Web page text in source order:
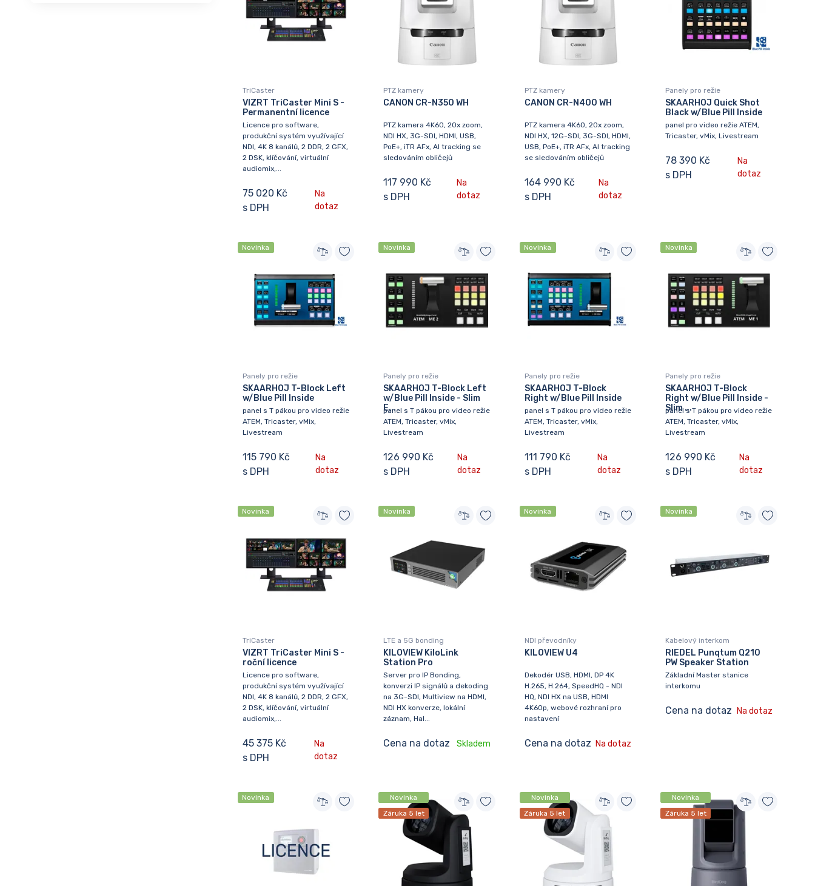
TriCaster
VIZRT TriCaster Mini S -
Permanentní licence
Licence pro software,
produkční systém využívající
NDI, 4K 8 kanálů, 2 DDR, 2 GFX,
2 DSK, klíčování, virtuální
audiomix,...
75 020 Kč
s DPH
Na
dotaz
PTZ kamery
CANON CR-N350 WH
PTZ kamera 4K60, 20x zoom,
NDI HX, 3G-SDI, HDMI, USB,
PoE+, iTR AFx, AI tracking se
sledováním obličejů
117 990 Kč
s DPH
Na
dotaz
PTZ kamery
CANON CR-N400 WH
PTZ kamera 4K60, 20x zoom,
NDI HX, 12G-SDI, 3G-SDI, HDMI,
USB, PoE+, iTR AFx, AI tracking
se sledováním obličejů
164 990 Kč
s DPH
Na
dotaz
Panely pro režie
SKAARHOJ Quick Shot
Black w/Blue Pill Inside
panel pro video režie ATEM,
Tricaster, vMix, Livestream
78 390 Kč
s DPH
Na
dotaz
Novinka
Panely pro režie
SKAARHOJ T-Block Left
w/Blue Pill Inside
panel s T pákou pro video režie
ATEM, Tricaster, vMix,
Livestream
115 790 Kč
s DPH
Na
dotaz
Novinka
Panely pro režie
SKAARHOJ T-Block Left
w/Blue Pill Inside - Slim
E...
panel s T pákou pro video režie
ATEM, Tricaster, vMix,
Livestream
126 990 Kč
s DPH
Na
dotaz
Novinka
Panely pro režie
SKAARHOJ T-Block
Right w/Blue Pill Inside
panel s T pákou pro video režie
ATEM, Tricaster, vMix,
Livestream
111 790 Kč
s DPH
Na
dotaz
Novinka
Panely pro režie
SKAARHOJ T-Block
Right w/Blue Pill Inside -
Slim ...
panel s T pákou pro video režie
ATEM, Tricaster, vMix,
Livestream
126 990 Kč
s DPH
Na
dotaz
Novinka
TriCaster
VIZRT TriCaster Mini S -
roční licence
Licence pro software,
produkční systém využívající
NDI, 4K 8 kanálů, 2 DDR, 2 GFX,
2 DSK, klíčování, virtuální
audiomix,...
45 375 Kč
s DPH
Na
dotaz
Novinka
LTE a 5G bonding
KILOVIEW KiloLink
Station Pro
Server pro IP Bonding,
konverzi IP signálů a dekoding
na 3G-SDI, Multiview na HDMI,
NDI HX konverze, lokální
záznam, Hal...
Cena na dotaz Skladem
Novinka
NDI převodníky
KILOVIEW U4
Dekodér USB, HDMI, DP 4K
H.265, H.264, SpeedHQ - NDI
HQ, NDI HX na USB, HDMI
4K60p, webové rozhraní pro
nastavení
Cena na dotaz Na dotaz
Novinka
Kabelový interkom
RIEDEL Punqtum Q210
PW Speaker Station
Základní Master stanice
interkomu
Cena na dotaz Na dotaz
Novinka
Novinka
Záruka 5 let
Novinka
Záruka 5 let
Novinka
Záruka 5 let